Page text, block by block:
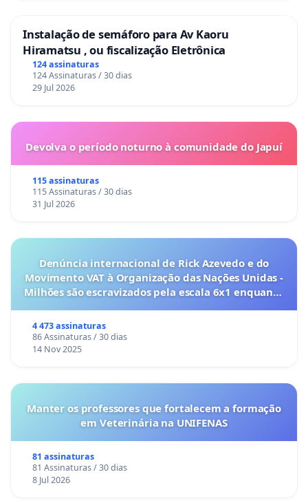
Instalação de semáforo para Av Kaoru
Hiramatsu , ou fiscalização Eletrônica
124 assinaturas
124 Assinaturas / 30 dias
29 Jul 2026
Devolva o período noturno à comunidade do Japuí
115 assinaturas
115 Assinaturas / 30 dias
31 Jul 2026
Denúncia internacional de Rick Azevedo e do
Movimento VAT à Organização das Nações Unidas -
Milhões são escravizados pela escala 6x1 enquanto
4 473 assinaturas
86 Assinaturas / 30 dias
14 Nov 2025
Manter os professores que fortalecem a formação
em Veterinária na UNIFENAS
81 assinaturas
81 Assinaturas / 30 dias
8 Jul 2026